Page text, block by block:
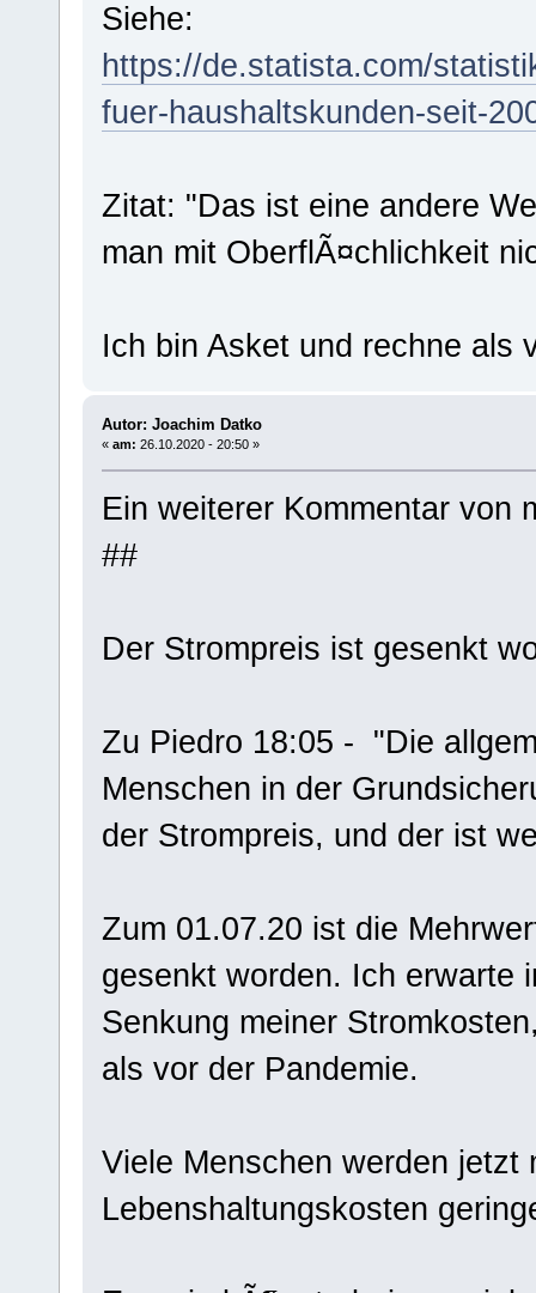
Siehe:
https://de.statista.com/
fuer-haushaltskunden-seit-
Zitat: "Das ist eine andere
man mit OberflÃ¤chlichkeit
Ich bin Asket und rechne als
Autor: Joachim Datko
« am: 26.10.2020 - 20:50 »
Ein weiterer Kommentar von
##
Der Strompreis ist gesenkt
Zu Piedro 18:05 - "Die
Menschen in der
der Strompreis, und der ist
Zum 01.07.20 ist die
gesenkt worden. Ich erwarte
Senkung meiner
als vor der Pandemie.
Viele Menschen werden jetzt
Lebenshaltungskosten